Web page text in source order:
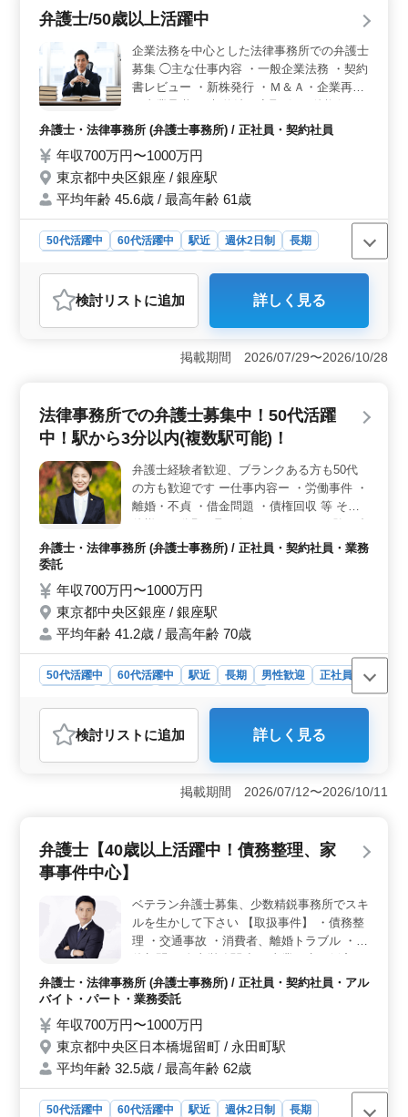
弁護士/50歳以上活躍中
企業法務を中心とした法律事務所での弁護士
募集 ◯主な仕事内容 ・一般企業法務 ・契約
書レビュー ・新株発行 ・Ｍ＆Ａ・企業再編
全・債権回収 ・法人倒産（会社破産・会社
働事件（労働者側） 企業法務、倒産法から
一般民事に至るまで幅広く取り扱っていま
す。 ぜひ今までの経験を活かして頂ける方
＊駅チカ ＊ブランクOK ＊50歳以上活躍中
＊60歳以上活躍中
弁護士・法律事務所 (弁護士事務所) / 正社員・契約社員
年収700万円〜1000万円
東京都中央区銀座 / 銀座駅
平均年齢 45.6歳 / 最高年齢 61歳
50代活躍中 60代活躍中 駅近 週休2日制
長期
おすすめポイント
＜シニア世代の経験者歓迎＞ シニア世代のベテラン弁護
士が活躍できる環境で、年齢やブランクを問わず、これ
までのキャリアをしっかり活かすことができます。実績
業法務からM&amp;A、労働事件まで多様な案件を取り扱
うため、スキルをさらに磨きたい方や専門領域を広げた
魅力。 ＜働きやすい就業環境＞ 週休2日制・駅近の好
立地で、残業も少なく、プライベートと両立しやすい環
境が整っています。女性も活躍中で、ワークライフバラ
ンスを重視したい方に最適です。
検討リスト に追加 詳しく見る
掲載期間 2026/07/29〜2026/10/28
法律事務所での弁護士募集中！50代活躍
中！駅から3分以内(複数駅可能)！
弁護士経験者歓迎、ブランクある方も50代
の方も歓迎です ー仕事内容ー ・労働事件 ・
離婚・不貞 ・借金問題 ・債権回収 等 その
他様々な分野を取り扱っており、ご経験に合
わせたお仕事をお願いしております。 顧問
弁護士・法律事務所 (弁護士事務所) / 正社員・契約社員・業務
委託
年収700万円〜1000万円
東京都中央区銀座 / 銀座駅
平均年齢 41.2歳 / 最高年齢 70歳
50代活躍中 60代活躍中 駅近 長期 男性歓迎
正社員
おすすめポイント
＜経験者歓迎・ブランクOK＞ 7年以上の弁護士経験を
持つ方を募集していますが、ブランクのある方も歓迎し
い案件に携われます。またご経験に合わせてお仕事をお
代の方々も積極的に活躍中です。法律事務所の中核を支
える存在として、豊富な経験と知識を活かし、クライア
ントのニーズに応えることができます。また、チームで
の協力体制が整っており、一人ひとりの力を最大限に活
かすことができる環境です。 ＜駅近で快適な環境
＞ 東京都中央区銀座に位置し、銀座駅から徒歩3分以内
の好立地にあります。交通の便が良く、通勤に便利な環
を導入しています。柔軟な働き方ができるため、仕事と
プライベートの両立がしやすいです。
検討リスト に追加 詳しく見る
掲載期間 2026/07/12〜2026/10/11
弁護士【40歳以上活躍中！債務整理、家
事事件中心】
ベテラン弁護士募集、少数精鋭事務所でスキ
ルを生かして下さい 【取扱事件】 ・債務整
理 ・交通事故 ・消費者、離婚トラブル ・法
の他様々な分野を取り扱っており、ご経験に
合わせたお仕事をお願いしております。 顧
テラン50代も歓迎です！ぜひご応募下さ
い。
弁護士・法律事務所 (弁護士事務所) / 正社員・契約社員・アル
バイト・パート・業務委託
年収700万円〜1000万円
東京都中央区日本橋堀留町 / 永田町駅
平均年齢 32.5歳 / 最高年齢 62歳
50代活躍中 60代活躍中 駅近 週休2日制 長期